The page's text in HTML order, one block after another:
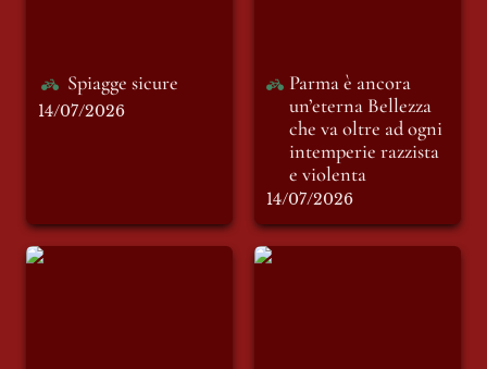
Spiagge sicure
14/07/2026
Parma è ancora
un’eterna Bellezza
che va oltre ad ogni
intemperie razzista
e violenta
14/07/2026
Omicidio o
Santa Chiara